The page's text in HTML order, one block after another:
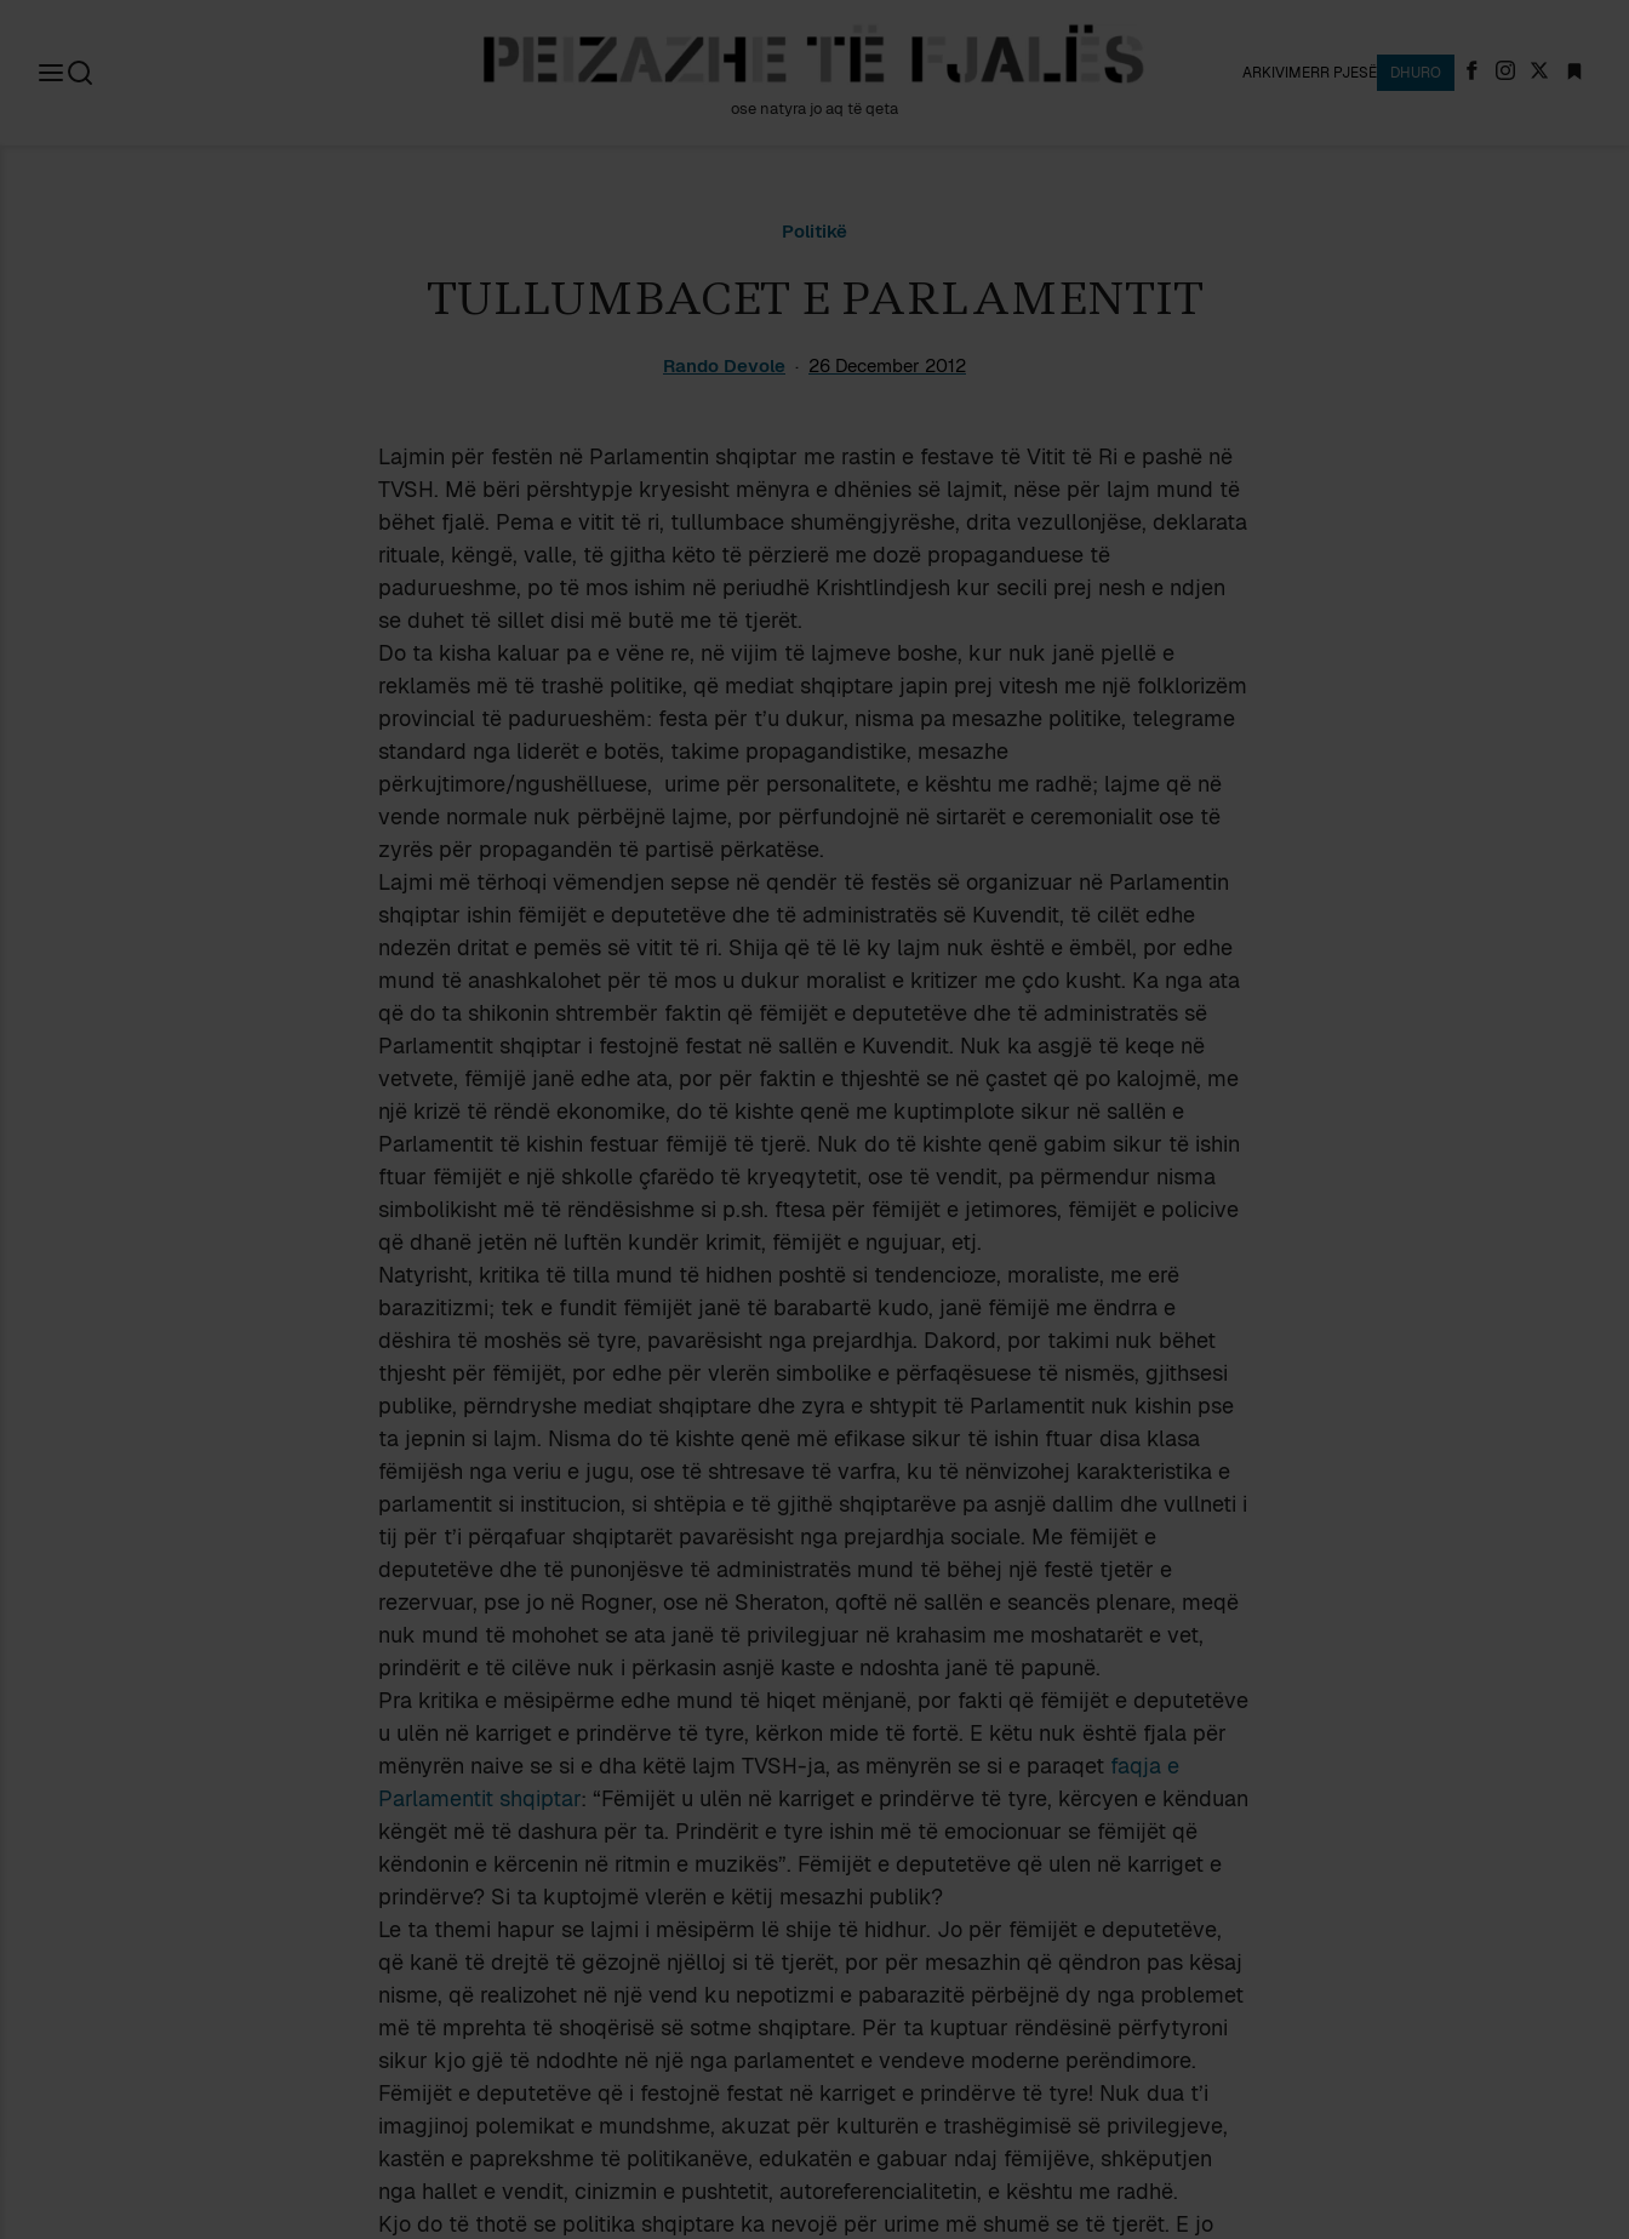
ose natyra jo aq të qeta
ARKIVIMERR PJESË DHURO
Politikë
TULLUMBACET E PARLAMENTIT
Rando Devole 26 December 2012
Lajmin për festën në Parlamentin shqiptar me rastin e festave të Vitit të Ri e pashë në
TVSH. Më bëri përshtypje kryesisht mënyra e dhënies së lajmit, nëse për lajm mund të
bëhet fjalë. Pema e vitit të ri, tullumbace shumëngjyrëshe, drita vezullonjëse, deklarata
rituale, këngë, valle, të gjitha këto të përzierë me dozë propaganduese të
padurueshme, po të mos ishim në periudhë Krishtlindjesh kur secili prej nesh e ndjen
se duhet të sillet disi më butë me të tjerët.
Do ta kisha kaluar pa e vëne re, në vijim të lajmeve boshe, kur nuk janë pjellë e
reklamës më të trashë politike, që mediat shqiptare japin prej vitesh me një folklorizëm
provincial të padurueshëm: festa për t’u dukur, nisma pa mesazhe politike, telegrame
standard nga liderët e botës, takime propagandistike, mesazhe
përkujtimore/ngushëlluese, urime për personalitete, e kështu me radhë; lajme që në
vende normale nuk përbëjnë lajme, por përfundojnë në sirtarët e ceremonialit ose të
zyrës për propagandën të partisë përkatëse.
Lajmi më tërhoqi vëmendjen sepse në qendër të festës së organizuar në Parlamentin
shqiptar ishin fëmijët e deputetëve dhe të administratës së Kuvendit, të cilët edhe
ndezën dritat e pemës së vitit të ri. Shija që të lë ky lajm nuk është e ëmbël, por edhe
mund të anashkalohet për të mos u dukur moralist e kritizer me çdo kusht. Ka nga ata
që do ta shikonin shtrembër faktin që fëmijët e deputetëve dhe të administratës së
Parlamentit shqiptar i festojnë festat në sallën e Kuvendit. Nuk ka asgjë të keqe në
vetvete, fëmijë janë edhe ata, por për faktin e thjeshtë se në çastet që po kalojmë, me
një krizë të rëndë ekonomike, do të kishte qenë me kuptimplote sikur në sallën e
Parlamentit të kishin festuar fëmijë të tjerë. Nuk do të kishte qenë gabim sikur të ishin
ftuar fëmijët e një shkolle çfarëdo të kryeqytetit, ose të vendit, pa përmendur nisma
simbolikisht më të rëndësishme si p.sh. ftesa për fëmijët e jetimores, fëmijët e policive
që dhanë jetën në luftën kundër krimit, fëmijët e ngujuar, etj.
Natyrisht, kritika të tilla mund të hidhen poshtë si tendencioze, moraliste, me erë
barazitizmi; tek e fundit fëmijët janë të barabartë kudo, janë fëmijë me ëndrra e
dëshira të moshës së tyre, pavarësisht nga prejardhja. Dakord, por takimi nuk bëhet
thjesht për fëmijët, por edhe për vlerën simbolike e përfaqësuese të nismës, gjithsesi
publike, përndryshe mediat shqiptare dhe zyra e shtypit të Parlamentit nuk kishin pse
ta jepnin si lajm. Nisma do të kishte qenë më efikase sikur të ishin ftuar disa klasa
fëmijësh nga veriu e jugu, ose të shtresave të varfra, ku të nënvizohej karakteristika e
parlamentit si institucion, si shtëpia e të gjithë shqiptarëve pa asnjë dallim dhe vullneti i
tij për t’i përqafuar shqiptarët pavarësisht nga prejardhja sociale. Me fëmijët e
deputetëve dhe të punonjësve të administratës mund të bëhej një festë tjetër e
rezervuar, pse jo në Rogner, ose në Sheraton, qoftë në sallën e seancës plenare, meqë
nuk mund të mohohet se ata janë të privilegjuar në krahasim me moshatarët e vet,
prindërit e të cilëve nuk i përkasin asnjë kaste e ndoshta janë të papunë.
Pra kritika e mësipërme edhe mund të hiqet mënjanë, por fakti që fëmijët e deputetëve
u ulën në karriget e prindërve të tyre, kërkon mide të fortë. E këtu nuk është fjala për
mënyrën naive se si e dha këtë lajm TVSH-ja, as mënyrën se si e paraqet faqja e
Parlamentit shqiptar: “Fëmijët u ulën në karriget e prindërve të tyre, kërcyen e kënduan
këngët më të dashura për ta. Prindërit e tyre ishin më të emocionuar se fëmijët që
këndonin e kërcenin në ritmin e muzikës”. Fëmijët e deputetëve që ulen në karriget e
prindërve? Si ta kuptojmë vlerën e këtij mesazhi publik?
Le ta themi hapur se lajmi i mësipërm lë shije të hidhur. Jo për fëmijët e deputetëve,
që kanë të drejtë të gëzojnë njëlloj si të tjerët, por për mesazhin që qëndron pas kësaj
nisme, që realizohet në një vend ku nepotizmi e pabarazitë përbëjnë dy nga problemet
më të mprehta të shoqërisë së sotme shqiptare. Për ta kuptuar rëndësinë përfytyroni
sikur kjo gjë të ndodhte në një nga parlamentet e vendeve moderne perëndimore.
Fëmijët e deputetëve që i festojnë festat në karriget e prindërve të tyre! Nuk dua t’i
imagjinoj polemikat e mundshme, akuzat për kulturën e trashëgimisë së privilegjeve,
kastën e paprekshme të politikanëve, edukatën e gabuar ndaj fëmijëve, shkëputjen
nga hallet e vendit, cinizmin e pushtetit, autoreferencialitetin, e kështu me radhë.
Kjo do të thotë se politika shqiptare ka nevojë për urime më shumë se të tjerët. E jo